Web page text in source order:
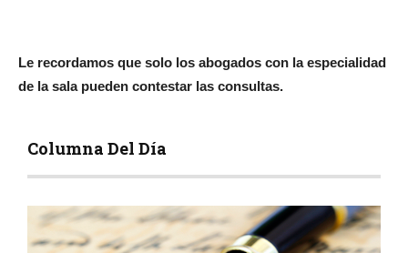
Le recordamos que solo los abogados con la especialidad
de la sala pueden contestar las consultas.
Columna Del Día